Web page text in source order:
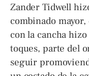
Zander Tidwell
combinado
con la cancha
toques, parte del
seguir